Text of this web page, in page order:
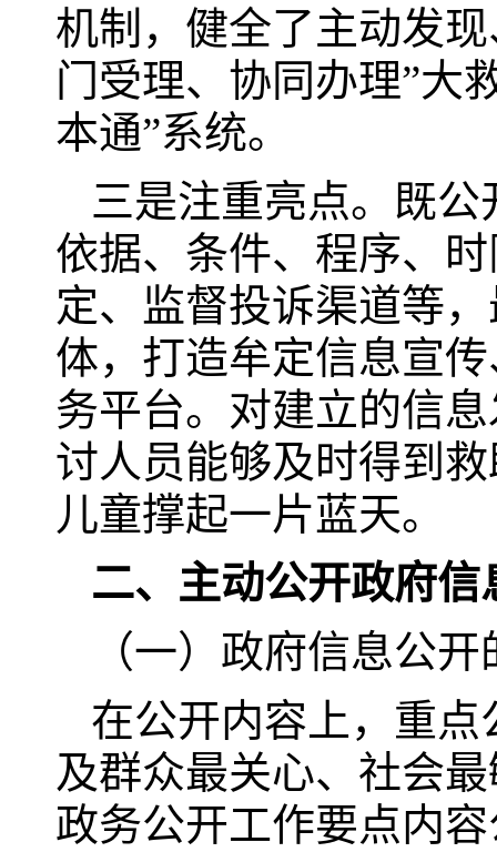
机制，健全了主动发
门受理、协同办理”大
本通”系统。
三是注重亮点。既
依据、条件、程序、
定、监督投诉渠道等
体，打造牟定信息宣
务平台。对建立的信
讨人员能够及时得到
儿童撑起一片蓝天。
二、主动公开政府信
（一）政府信息公
在公开内容上，重
及群众最关心、社会
政务公开工作要点内